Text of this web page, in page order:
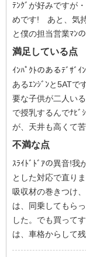
ﾃﾝｸﾞが好みですが
めです! あと、気
と僕の担当営業ﾏﾝ
満足している点
ｲﾝﾊﾟｸﾄのあるﾃﾞｻﾞ
あるｴﾝｼﾞﾝと5ATで
要な子供が二人い
で授乳するんでﾅﾋﾞ
が、天井も高くて
不満な点
ｽﾗｲﾄﾞﾄﾞｱの異音!我
とした対応で直り
吸収材の巻きつけ
は、同乗してもら
した。でも買って
は、車格からして残